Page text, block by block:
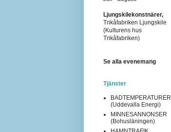
Ljungskilekonstnärer,
Trikåfabriken Ljungskile
(Kulturens hus
Trikåfabriken)
Se alla evenemang
Tjänster
BADTEMPERATURER
(Uddevalla Energi)
MINNESANNONSER
(Bohusläningen)